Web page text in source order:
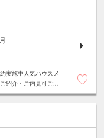
実施中人気ハウスメ
紹介・ご内見可ご予